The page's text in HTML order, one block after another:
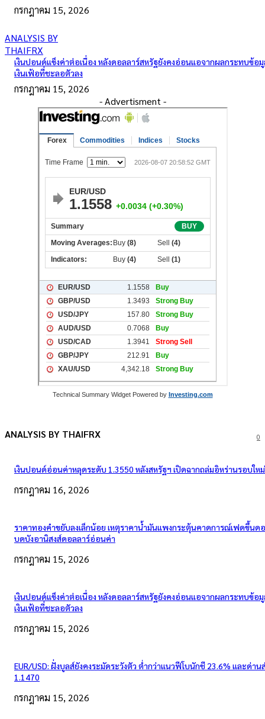
กรกฎาคม 15, 2026
ANALYSIS BY
THAIFRX
เงินปอนด์แข็งค่าต่อเนื่อง หลังดอลลาร์สหรัฐยังคงอ่อนแอจากผลกระทบข้อ
เงินเฟ้อที่ชะลอตัวลง
กรกฎาคม 15, 2026
- Advertisment -
Technical Summary Widget Powered by Investing.com
0
ANALYSIS BY THAIFRX
เงินปอนด์อ่อนค่าหลุดระดับ 1.3550 หลังสหรัฐฯ เปิดฉากถล่มอิหร่านรอบใหม่
กรกฎาคม 16, 2026
ราคาทองคำขยับลงเล็กน้อย เหตุราคาน้ำมันแพงกระตุ้นคาดการณ์เฟดขึ้นด
บดบังอานิสงส์ดอลลาร์อ่อนค่า
กรกฎาคม 15, 2026
เงินปอนด์แข็งค่าต่อเนื่อง หลังดอลลาร์สหรัฐยังคงอ่อนแอจากผลกระทบข้อ
เงินเฟ้อที่ชะลอตัวลง
กรกฎาคม 15, 2026
EUR/USD: ฝั่งบูลส์ยังคงระมัดระวังตัว ต่ำกว่าแนวฟีโบนักชี 23.6% และด่า
1.1470
กรกฎาคม 15, 2026